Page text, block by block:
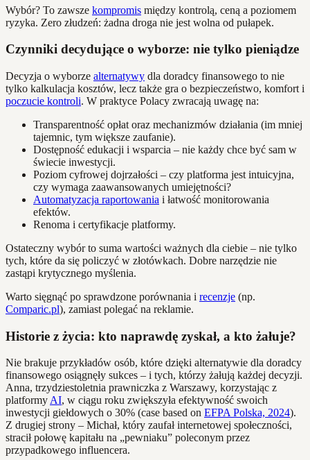
Wybór? To zawsze kompromis między kontrolą, ceną a poziomem
ryzyka. Zero złudzeń: żadna droga nie jest wolna od pułapek.
Czynniki decydujące o wyborze: nie tylko pieniądze
Decyzja o wyborze alternatywy dla doradcy finansowego to nie
tylko kalkulacja kosztów, lecz także gra o bezpieczeństwo, komfort i
poczucie kontroli. W praktyce Polacy zwracają uwagę na:
Transparentność opłat oraz mechanizmów działania (im mniej
tajemnic, tym większe zaufanie).
Dostępność edukacji i wsparcia – nie każdy chce być sam w
świecie inwestycji.
Poziom cyfrowej dojrzałości – czy platforma jest intuicyjna,
czy wymaga zaawansowanych umiejętności?
Automatyzacja raportowania i łatwość monitorowania
efektów.
Renoma i certyfikacje platformy.
Ostateczny wybór to suma wartości ważnych dla ciebie – nie tylko
tych, które da się policzyć w złotówkach. Dobre narzędzie nie
zastąpi krytycznego myślenia.
Warto sięgnąć po sprawdzone porównania i recenzje (np.
Comparic.pl), zamiast polegać na reklamie.
Historie z życia: kto naprawdę zyskał, a kto żałuje?
Nie brakuje przykładów osób, które dzięki alternatywie dla doradcy
finansowego osiągnęły sukces – i tych, którzy żałują każdej decyzji.
Anna, trzydziestoletnia prawniczka z Warszawy, korzystając z
platformyAI, w ciągu roku zwiększyła efektywność swoich
inwestycji giełdowych o 30% (case based on EFPA Polska, 2024).
Z drugiej strony – Michał, który zaufał internetowej społeczności,
stracił połowę kapitału na „pewniaku” poleconym przez
przypadkowego influencera.